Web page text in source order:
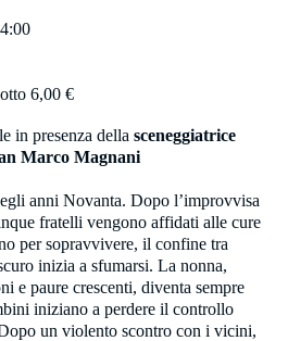
6,00 €
in presenza della sceneggiatrice
Marco Magnani
anni Novanta. Dopo l’improvvisa
fratelli vengono affidati alle cure
per sopravvivere, il confine tra
inizia a sfumarsi. La nonna,
e paure crescenti, diventa sempre
iniziano a perdere il controllo
un violento scontro con i vicini,